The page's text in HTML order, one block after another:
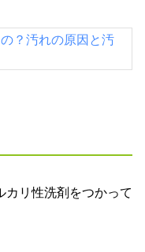
？汚れの原因と汚
リ性洗剤をつかって